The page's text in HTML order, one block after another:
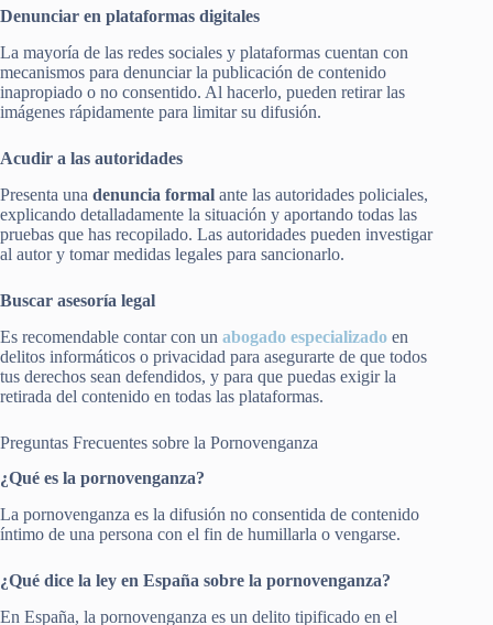
Denunciar en plataformas digitales
La mayoría de las redes sociales y plataformas cuentan con
mecanismos para denunciar la publicación de contenido
inapropiado o no consentido. Al hacerlo, pueden retirar las
imágenes rápidamente para limitar su difusión.
Acudir a las autoridades
Presenta una denuncia formal ante las autoridades policiales,
explicando detalladamente la situación y aportando todas las
pruebas que has recopilado. Las autoridades pueden investigar
al autor y tomar medidas legales para sancionarlo.
Buscar asesoría legal
Es recomendable contar con un abogado especializado en
delitos informáticos o privacidad para asegurarte de que todos
tus derechos sean defendidos, y para que puedas exigir la
retirada del contenido en todas las plataformas.
Preguntas Frecuentes sobre la Pornovenganza
¿Qué es la pornovenganza?
La pornovenganza es la difusión no consentida de contenido
íntimo de una persona con el fin de humillarla o vengarse.
¿Qué dice la ley en España sobre la pornovenganza?
En España, la pornovenganza es un delito tipificado en el